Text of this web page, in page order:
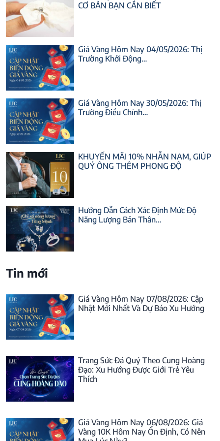
CƠ BẢN BẠN CẦN BIẾT
Giá Vàng Hôm Nay 04/05/2026: Thị
Trường Khởi Động…
Giá Vàng Hôm Nay 30/05/2026: Thị
Trường Điều Chỉnh…
KHUYẾN MÃI 10% NHẪN NAM, GIÚP
QUÝ ÔNG THÊM PHONG ĐỘ
Hướng Dẫn Cách Xác Định Mức Độ
Năng Lượng Bản Thân…
Tin mới
Giá Vàng Hôm Nay 07/08/2026: Cập
Nhật Mới Nhất Và Dự Báo Xu Hướng
Trang Sức Đá Quý Theo Cung Hoàng
Đạo: Xu Hướng Được Giới Trẻ Yêu
Thích
Giá Vàng Hôm Nay 06/08/2026: Giá
Vàng 10K Hôm Nay Ổn Định, Có Nên